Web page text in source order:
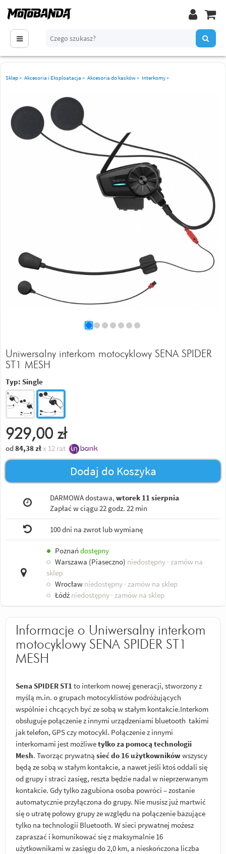
Sklep» Akcesoria i Eksploatacja » Akcesoria do kasków» Interkomy»
Uniwersalny interkom motocyklowy SENA SPIDER
ST1 MESH
Typ: Single
929,00 zł
od 84,38 zł x 12 rat
Dodaj do Koszyka
DARMOWA dostawa, wtorek 11 sierpnia
Zapłać w ciągu 22 godz. 22 min
100 dni na zwrot lub wymianę
● Poznań dostępny
○ Warszawa (Piaseczno) niedostępny · zamów na
sklep
○ Wrocław niedostępny · zamów na sklep
○ Łódź niedostępny · zamów na sklep
Informacje o Uniwersalny interkom
motocyklowy SENA SPIDER ST1
MESH
Sena SPIDER ST1 to interkom nowej generacji, stworzony z
myślą m.in. o grupach motocyklistów podróżujących
wspólnie i chcących być ze sobą w stałym kontakcie.Interkom
obsługuje połączenie z innymi urządzeniami bluetooth takimi
jak telefon, GPS czy motocykl. Połączenie z innymi
interkomami jest możliwetylko za pomocą technologii
Mesh. Tworząc prywatną sieć do 16 użytkownikówwszyscy
będą ze sobą w stałym kontakcie, a nawet jeśli ktoś oddali się
od grupy i straci zasięg, reszta będzie nadal w nieprzerwanym
kontakcie. Gdy tylko zagubiona osoba powróci – zostanie
automatycznie przyłączona do grupy. Nie musisz już martwić
się o utratę połowy grupy ze względu na połączenie bazujące
tylko na technologii Bluetooth. W sieci prywatnej możesz
zapraszać i komunikować się z maksymalnie 16
użytkownikami w zasięgu do 2,0 km, a nieskończona liczba